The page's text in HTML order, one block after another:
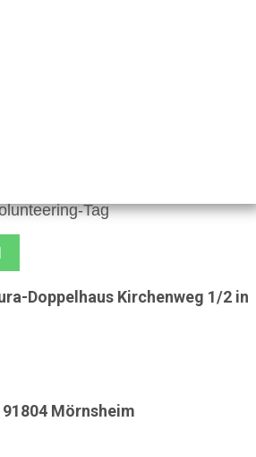
Tag
Doppelhaus Kirchenweg 1/2 in
Mörnsheim